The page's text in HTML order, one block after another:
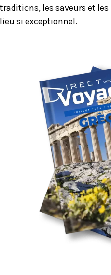
traditions, les saveurs et
lieu si exceptionnel.